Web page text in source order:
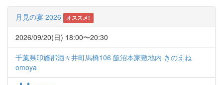
月見の宴 2026 オススメ!
2026/09/20(日) 18:00〜20:30
千葉県印旛郡酒々井町馬橋106 飯沼本家敷地内 きのえね
omoya